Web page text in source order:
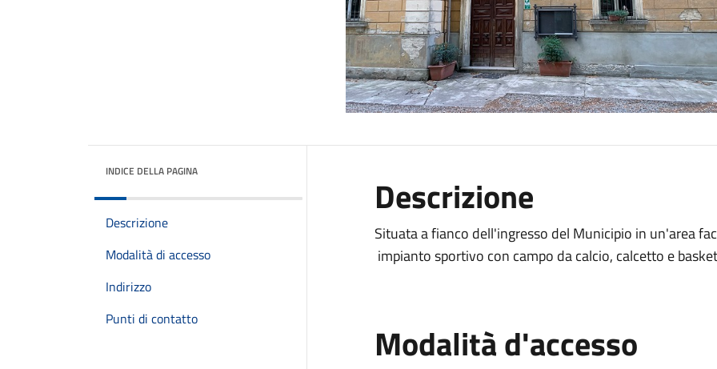
INDICE DELLA PAGINA
Descrizione
Modalità di accesso
Indirizzo
Punti di contatto
Descrizione
Situata a fianco dell'ingresso del Municipio in un'area
impianto sportivo con campo da calcio, calcetto e
Modalità d'accesso